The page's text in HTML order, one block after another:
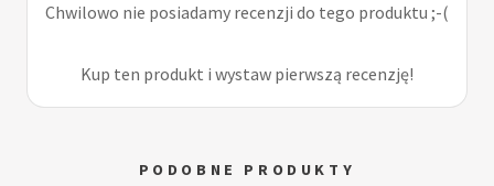
Chwilowo nie posiadamy recenzji do tego produktu ;-(
Kup ten produkt i wystaw pierwszą recenzję!
PODOBNE PRODUKTY